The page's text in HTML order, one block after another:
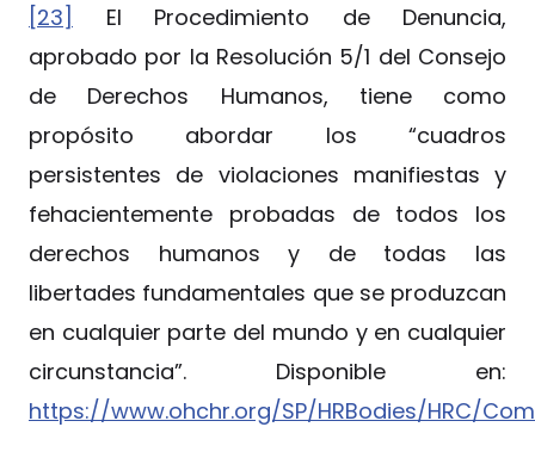
[23]
El Procedimiento de Denuncia,
aprobado por la Resolución 5/1 del Consejo
de Derechos Humanos, tiene como
propósito abordar los “cuadros
persistentes de violaciones manifiestas y
fehacientemente probadas de todos los
derechos humanos y de todas las
libertades fundamentales que se produzcan
en cualquier parte del mundo y en cualquier
circunstancia”. Disponible en:
https://www.ohchr.org/SP/HRBodies/HRC/